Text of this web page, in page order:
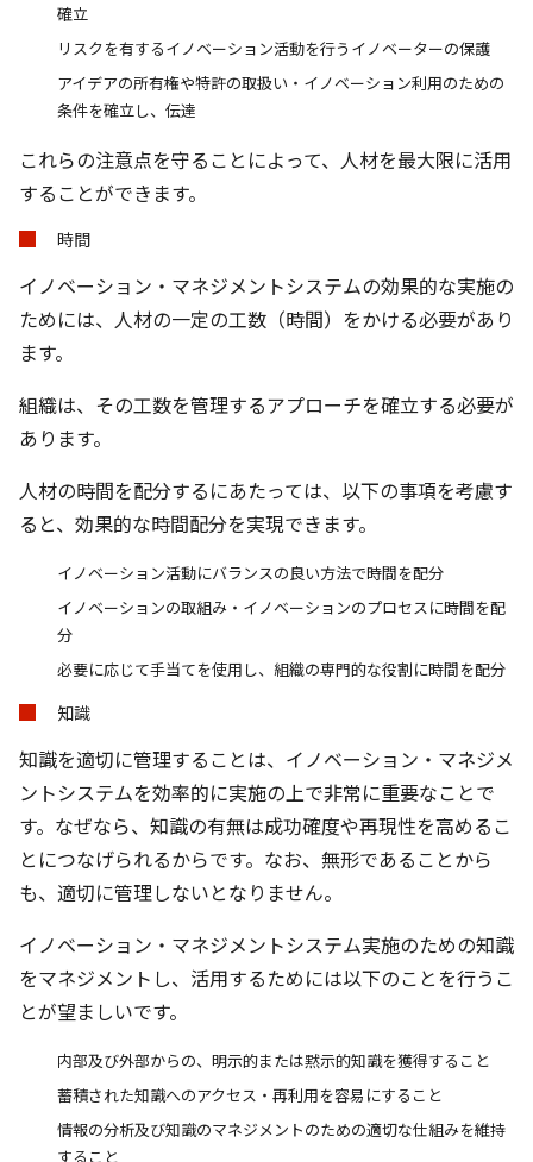
確立
リスクを有するイノベーション活動を行うイノベーターの保護
アイデアの所有権や特許の取扱い・イノベーション利用のための
条件を確立し、伝達
これらの注意点を守ることによって、人材を最大限に活用
することができます。
時間
イノベーション・マネジメントシステムの効果的な実施の
ためには、人材の一定の工数（時間）をかける必要があり
ます。
組織は、その工数を管理するアプローチを確立する必要が
あります。
人材の時間を配分するにあたっては、以下の事項を考慮す
ると、効果的な時間配分を実現できます。
イノベーション活動にバランスの良い方法で時間を配分
イノベーションの取組み・イノベーションのプロセスに時間を配
分
必要に応じて手当てを使用し、組織の専門的な役割に時間を配分
知識
知識を適切に管理することは、イノベーション・マネジメ
ントシステムを効率的に実施の上で非常に重要なことで
す。なぜなら、知識の有無は成功確度や再現性を高めるこ
とにつなげられるからです。なお、無形であることから
も、適切に管理しないとなりません。
イノベーション・マネジメントシステム実施のための知識
をマネジメントし、活用するためには以下のことを行うこ
とが望ましいです。
内部及び外部からの、明示的または黙示的知識を獲得すること
蓄積された知識へのアクセス・再利用を容易にすること
情報の分析及び知識のマネジメントのための適切な仕組みを維持
すること